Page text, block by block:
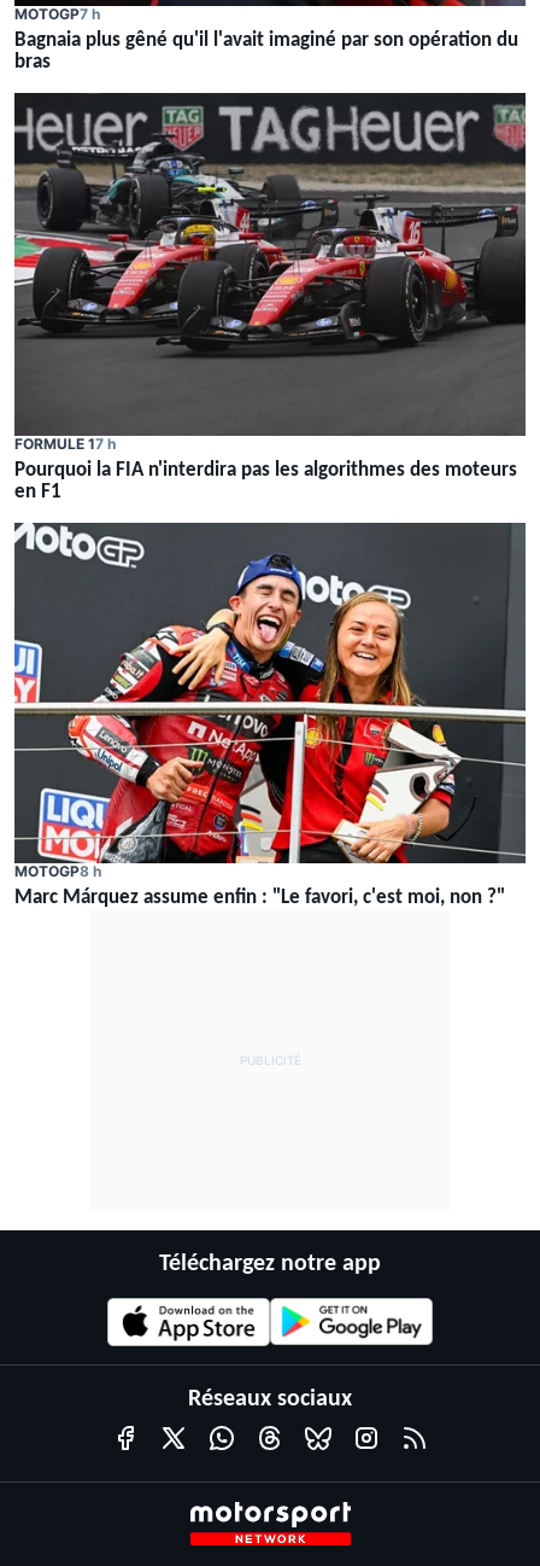
MOTOGP7 h
Bagnaia plus gêné qu'il l'avait imaginé par son opération du
bras
FORMULE 17 h
Pourquoi la FIA n'interdira pas les algorithmes des moteurs
en F1
MOTOGP8 h
Marc Márquez assume enfin : "Le favori, c'est moi, non ?"
Téléchargez notre app
Réseaux sociaux